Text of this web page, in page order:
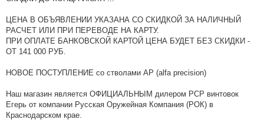
ЦЕНА В ОБЪЯВЛЕНИИ УКАЗАНА СО СКИДКОЙ ЗА НАЛИЧНЫЙ
РАСЧЕТ ИЛИ ПРИ ПЕРЕВОДЕ НА КАРТУ.
ПРИ ОПЛАТЕ БАНКОВСКОЙ КАРТОЙ ЦЕНА БУДЕТ БЕЗ СКИДКИ -
ОТ 141 000 РУБ.
НОВОЕ ПОСТУПЛЕНИЕ со стволами АР (alfa precision)
Наш магазин является ОФИЦИАЛЬНЫМ дилером РСР винтовок
Егерь от компании Русская Оружейная Компания (РОК) в
Краснодарском крае.